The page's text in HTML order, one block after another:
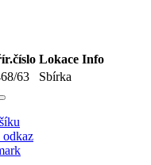
Lokace Info
63 Sbírka